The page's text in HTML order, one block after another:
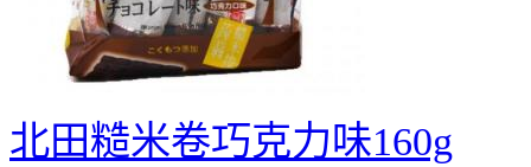
北田糙米卷巧克力味160g